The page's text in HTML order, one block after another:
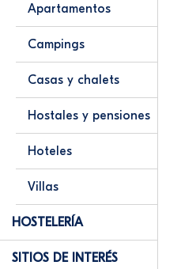
Apartamentos
Campings
Casas y chalets
Hostales y pensiones
Hoteles
Villas
HOSTELERÍA
SITIOS DE INTERÉS